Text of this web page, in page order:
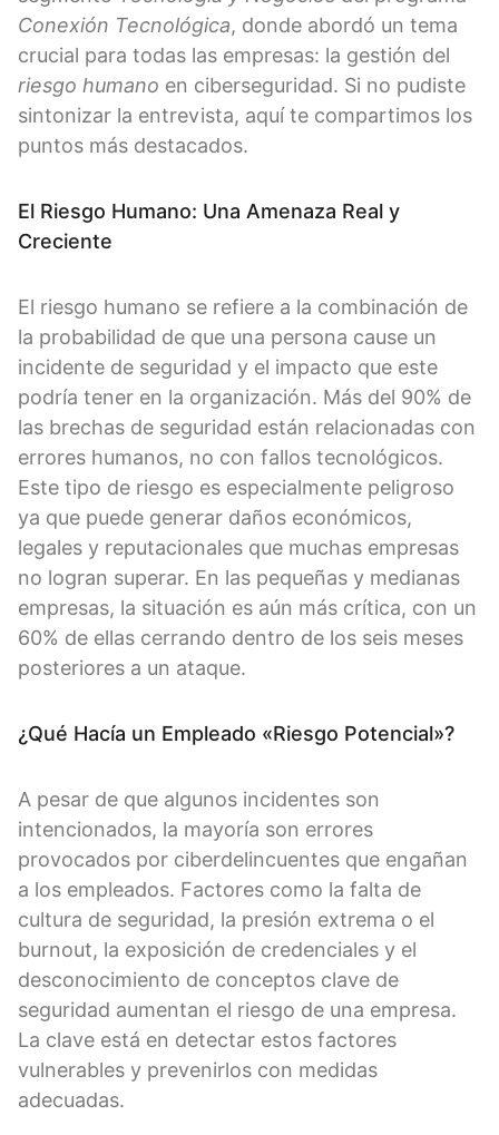
Conexión Tecnológica, donde abordó un tema
crucial para todas las empresas: la gestión del
riesgo humano en ciberseguridad. Si no pudiste
sintonizar la entrevista, aquí te compartimos los
puntos más destacados.
El Riesgo Humano: Una Amenaza Real y
Creciente
El riesgo humano se refiere a la combinación de
la probabilidad de que una persona cause un
incidente de seguridad y el impacto que este
podría tener en la organización. Más del 90% de
las brechas de seguridad están relacionadas con
errores humanos, no con fallos tecnológicos.
Este tipo de riesgo es especialmente peligroso
ya que puede generar daños económicos,
legales y reputacionales que muchas empresas
no logran superar. En las pequeñas y medianas
empresas, la situación es aún más crítica, con un
60% de ellas cerrando dentro de los seis meses
posteriores a un ataque.
¿Qué Hacía un Empleado «Riesgo Potencial»?
A pesar de que algunos incidentes son
intencionados, la mayoría son errores
provocados por ciberdelincuentes que engañan
a los empleados. Factores como la falta de
cultura de seguridad, la presión extrema o el
burnout, la exposición de credenciales y el
desconocimiento de conceptos clave de
seguridad aumentan el riesgo de una empresa.
La clave está en detectar estos factores
vulnerables y prevenirlos con medidas
adecuadas.